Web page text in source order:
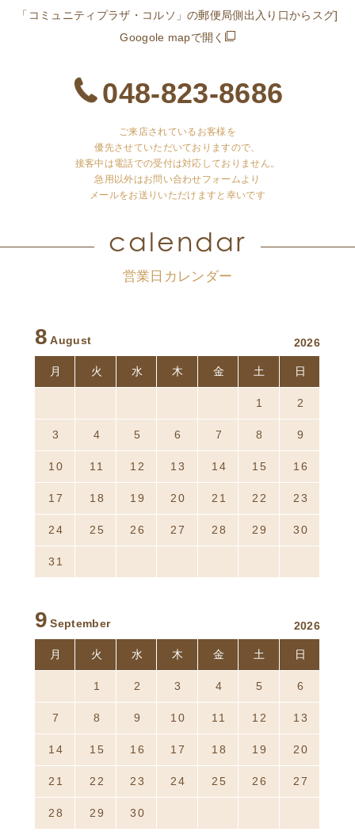
「コミュニティプラザ・コルソ」の郵便局側出入り口からスグ]
Googole mapで開く
048-823-8686
ご来店されているお客様を
優先させていただいておりますので、
接客中は電話での受付は対応しておりません。
急用以外はお問い合わせフォームより
メールをお送りいただけますと幸いです
calendar
営業日カレンダー
8 August 2026
月 火 水 木 金 土 日
1 2
3 4 5 6 7 8 9
10 11 12 13 14 15 16
17 18 19 20 21 22 23
24 25 26 27 28 29 30
311
9 September 2026
月 火 水 木 金 土 日
1 2 3 4 5 6
7 8 9 10 11 12 13
14 15 16 17 18 19 20
21 22 23 24 25 26 27
28 29 30
1